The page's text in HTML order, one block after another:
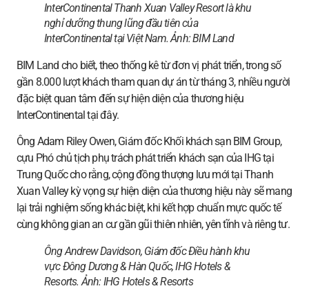
InterContinental Thanh Xuan Valley Resort là khu
nghỉ dưỡng thung lũng đầu tiên của
InterContinental tại Việt Nam. Ảnh:BIM Land
BIM Land cho biết, theo thống kê từ đơn vị phát triển, trong số
gần 8.000 lượt khách tham quan dự án từ tháng 3, nhiều người
đặc biệt quan tâm đến sự hiện diện của thương hiệu
InterContinental tại đây.
Ông Adam Riley Owen, Giám đốc Khối khách sạn BIM Group,
cựu Phó chủ tịch phụ trách phát triển khách sạn của IHG tại
Trung Quốc cho rằng, cộng đồng thượng lưu mới tại Thanh
Xuan Valley kỳ vọng sự hiện diện của thương hiệu này sẽ mang
lại trải nghiệm sống khác biệt, khi kết hợp chuẩn mực quốc tế
cùng không gian an cư gần gũi thiên nhiên, yên tĩnh và riêng tư.
Ông Andrew Davidson, Giám đốc Điều hành khu
vực Đông Dương & Hàn Quốc, IHG Hotels &
Resorts. Ảnh:IHG Hotels & Resorts